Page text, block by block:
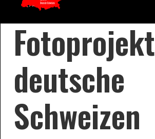
Fotoprojekt
deutsche
Schweizen